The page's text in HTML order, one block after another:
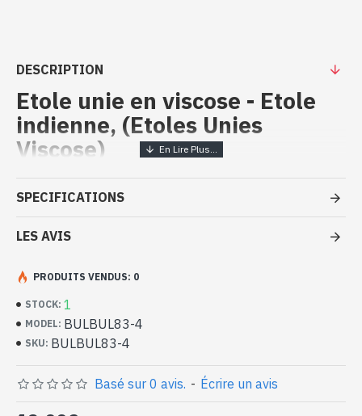
DESCRIPTION
Etole unie en viscose - Etole
indienne, (Etoles Unies
Viscose)
Etole unie en viscose - Etole
indienne à pas cher
- Confectionnée en inde
- Motifs discrets
- Dimensions : 180 x 70 cm
- Lavage en machine à une température de 30°C
Etole indienne 100% viscose à motifs
discrets (BULBUL83-4)
SPECIFICATIONS
LES AVIS
STOCK: 1
MODEL: BULBUL83-4
SKU: BULBUL83-4
PRODUITS VENDUS: 0
Basé sur 0 avis. - Écrire un avis